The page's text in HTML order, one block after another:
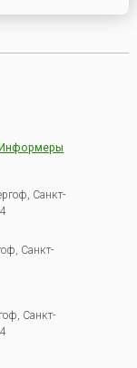
Санкт-
Санкт-
, Санкт-